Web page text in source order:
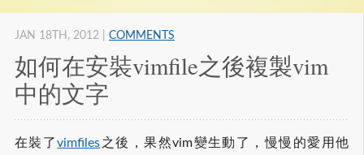
如何在安裝vimfile之後複製vim
中的文字
JAN 18 TH , 2012 COMMENTS
在裝了vimfiles之後，果然vim變生動了，慢慢的愛用他